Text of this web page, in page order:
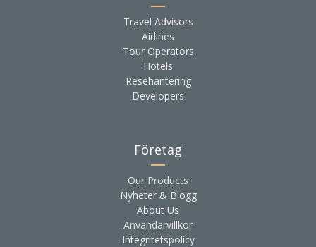
Travel Advisors
Airlines
Tour Operators
Hotels
Resehantering
Developers
Företag
Our Products
Nyheter & Blogg
About Us
Användarvillkor
Integritetspolicy